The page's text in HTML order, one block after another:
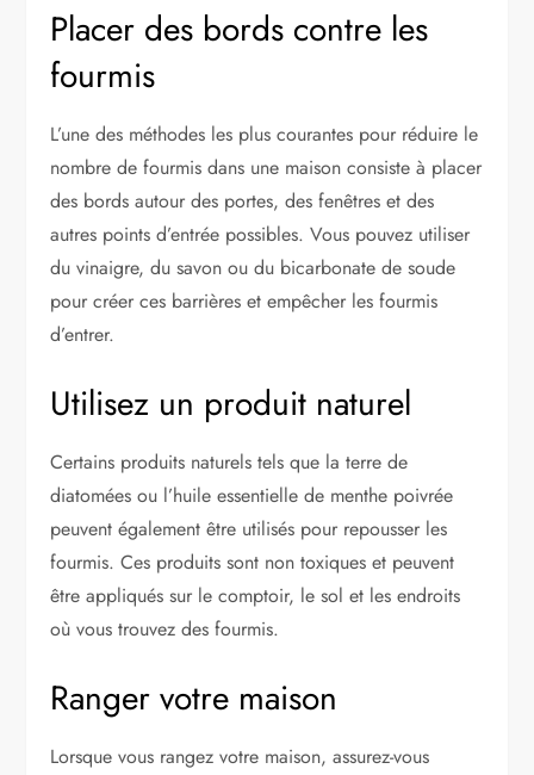
Placer des bords contre les
fourmis
L’une des méthodes les plus courantes pour réduire le
nombre de fourmis dans une maison consiste à placer
des bords autour des portes, des fenêtres et des
autres points d’entrée possibles. Vous pouvez utiliser
du vinaigre, du savon ou du bicarbonate de soude
pour créer ces barrières et empêcher les fourmis
d’entrer.
Utilisez un produit naturel
Certains produits naturels tels que la terre de
diatomées ou l’huile essentielle de menthe poivrée
peuvent également être utilisés pour repousser les
fourmis. Ces produits sont non toxiques et peuvent
être appliqués sur le comptoir, le sol et les endroits
où vous trouvez des fourmis.
Ranger votre maison
Lorsque vous rangez votre maison, assurez-vous